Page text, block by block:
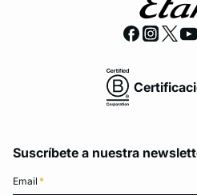
Suscríbete a nuestra
Email *